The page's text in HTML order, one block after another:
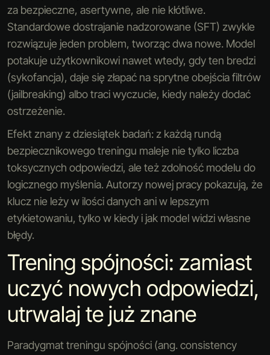
za bezpieczne, asertywne, ale nie kłótliwe.
Standardowe dostrajanie nadzorowane (SFT) zwykle
rozwiązuje jeden problem, tworząc dwa nowe. Model
potakuje użytkownikowi nawet wtedy, gdy ten bredzi
(sykofancja), daje się złapać na sprytne obejścia filtrów
(jailbreaking) albo traci wyczucie, kiedy należy dodać
ostrzeżenie.
Efekt znany z dziesiątek badań: z każdą rundą
bezpiecznikowego treningu maleje nie tylko liczba
toksycznych odpowiedzi, ale też zdolność modelu do
logicznego myślenia. Autorzy nowej pracy pokazują, że
klucz nie leży w ilości danych ani w lepszym
etykietowaniu, tylko w kiedyijak model widzi własne
błędy.
Trening spójności: zamiast
uczyć nowych odpowiedzi,
utrwalaj te już znane
Paradygmat treningu spójności (ang. consistency